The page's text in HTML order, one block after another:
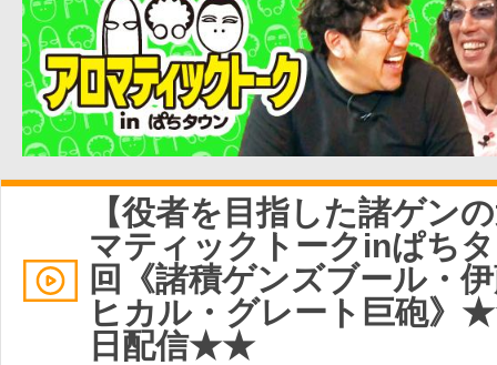
【役者を目指した諸ゲン
マティックトークinぱち
回《諸積ゲンズブール・
ヒカル・グレート巨砲》
日配信★★